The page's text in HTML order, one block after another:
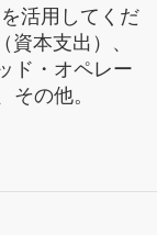
活用してくだ
本支出）、
ド・オペレー
の他。